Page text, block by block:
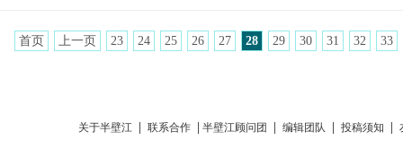
首页 上一页 23 24 25 26 27 28 29 30 31 32 33
关于半壁江 联系合作 半壁江顾问团 编辑团队 投稿须知